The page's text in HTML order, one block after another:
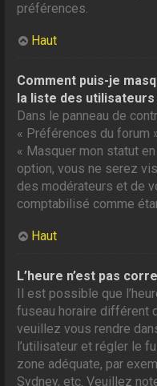
préférences.
Haut
Comment puis-je
la liste des utilisateurs
Dans le panneau de
« Préférences du forum
« Masquer mon statut
option, vous ne serez
des modérateurs et de
comptabilisé comme
Haut
L’heure n’est pas
Il est possible que
fuseau horaire différent
veuillez vous rendre
l’utilisateur et régler le
zone adéquate, par
Sydney, etc. Veuillez